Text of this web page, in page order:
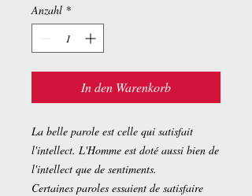
Anzahl *
In den Warenkorb
La belle parole est celle qui satisfait
l'intellect. L'Homme est doté aussi bien de
l'intellect que de sentiments.
Certaines paroles essaient de satisfaire